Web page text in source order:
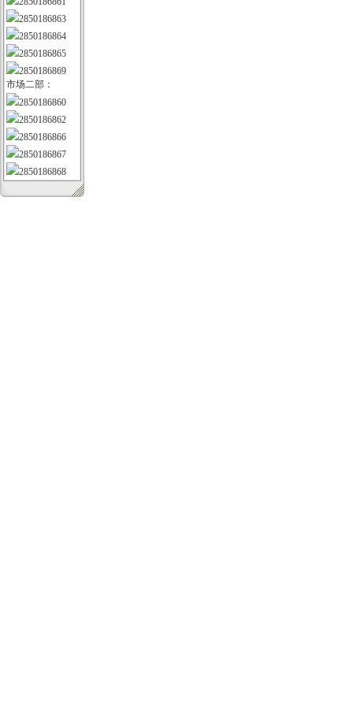
2850186863
2850186864
2850186865
2850186869
市场二部：
2850186860
2850186862
2850186866
2850186867
2850186868